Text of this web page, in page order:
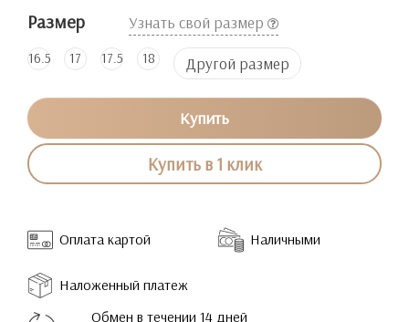
Размер Узнать свой размер
16.5 17 17.5 18 Другой размер
Купить
Купить в 1 клик
Оплата картой Наличными
Наложенный платеж
Обмен в течении 14 дней